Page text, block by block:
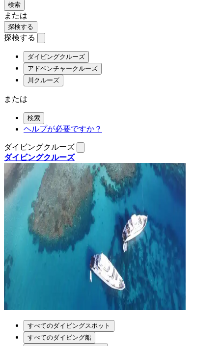
検索
または
探検する
探検する
ダイビングクルーズ
アドベンチャークルーズ
川クルーズ
または
検索
ヘルプが必要ですか？
ダイビングクルーズ
ダイビングクルーズ
すべてのダイビングスポット
すべてのダイビング船